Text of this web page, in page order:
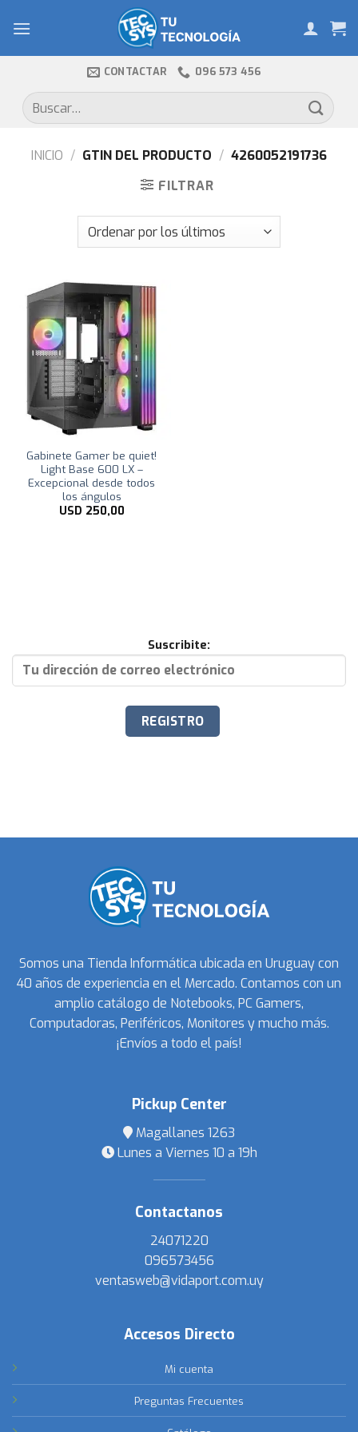
CONTACTAR 096 573 456
Buscar
por:
INICIO / GTIN DEL PRODUCTO / 4260052191736
FILTRAR
Gabinete Gamer be quiet!
Light Base 600 LX –
Excepcional desde todos
los ángulos
USD 250,00
Suscribite:
Somos una Tienda Informática ubicada en Uruguay con
40 años de experiencia en el Mercado. Contamos con un
amplio catálogo de Notebooks, PC Gamers,
Computadoras, Periféricos, Monitores y mucho más.
¡Envíos a todo el país!
Pickup Center
Magallanes 1263
Lunes a Viernes 10 a 19h
Contactanos
24071220
096573456
ventasweb@vidaport.com.uy
Accesos Directo
Mi cuenta
Preguntas Frecuentes